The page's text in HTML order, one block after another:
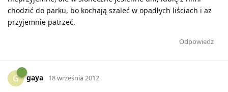
chodzić do parku, bo kochają szaleć w opadłych liściach i aż
przyjemnie patrzeć.
Odpowiedz
G gaya 18 września 2012